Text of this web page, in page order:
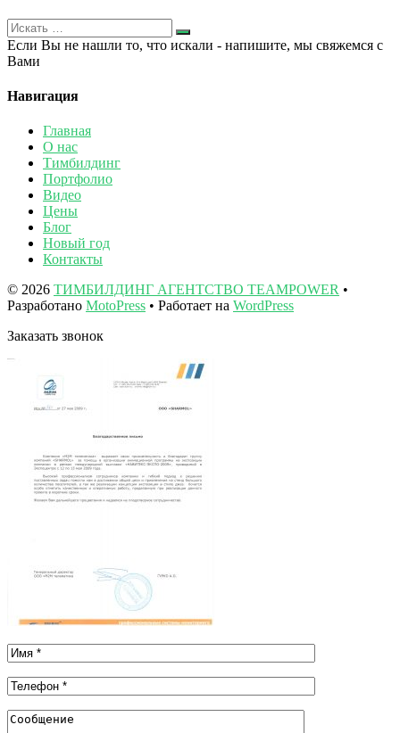
Если Вы не нашли то, что искали - напишите, мы свяжемся с
Вами
Навигация
Главная
О нас
Тимбилдинг
Портфолио
Видео
Цены
Блог
Новый год
Контакты
© 2026 ТИМБИЛДИНГ АГЕНТСТВО TEAMPOWER •
Разработано MotoPress • Работает на WordPress
Заказать звонок